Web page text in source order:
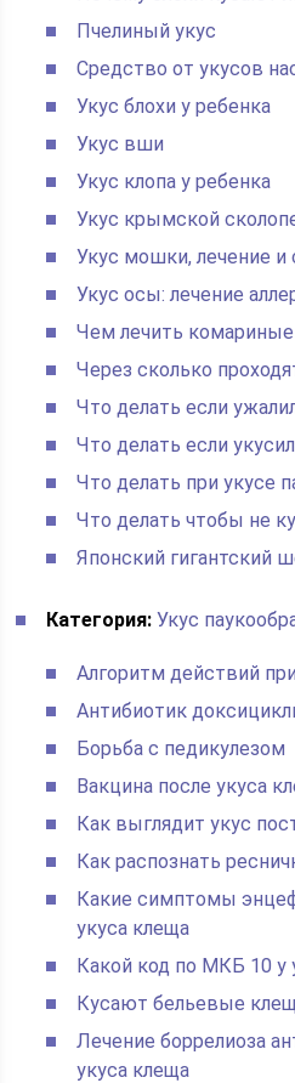
Пчелиный укус
Средство от укусов
Укус блохи у ребенка
Укус вши
Укус клопа у ребенка
Укус крымской
Укус мошки, лечение и
Укус осы: лечение
Чем лечить
Через сколько
Что делать если
Что делать если
Что делать при укусе
Что делать чтобы не
Японский гигантский
Категория: Укус
Алгоритм действий
Антибиотик
Борьба с педикулезом
Вакцина после укуса
Как выглядит укус
Как распознать
Какие симптомы
укуса клеща
Какой код по МКБ 10 у
Кусают бельевые
Лечение боррелиоза
укуса клеща